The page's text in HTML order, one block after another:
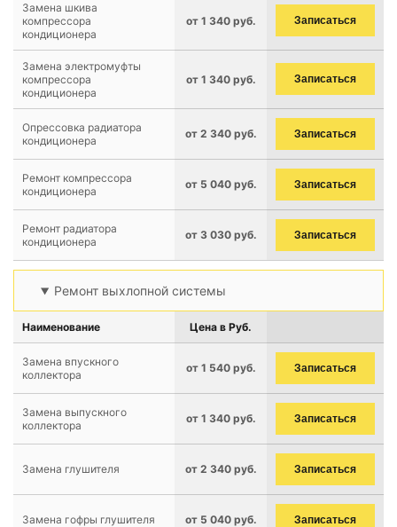
Замена шкива
компрессора
кондиционера
от 1 340 руб. Записаться
Замена электромуфты
компрессора
кондиционера
от 1 340 руб. Записаться
Опрессовка радиатора
кондиционера
от 2 340 руб. Записаться
Ремонт компрессора
кондиционера
от 5 040 руб. Записаться
Ремонт радиатора
кондиционера
от 3 030 руб. Записаться
Ремонт выхлопной системы
Наименование Цена в Руб.
Замена впускного
коллектора
от 1 540 руб. Записаться
Замена выпускного
коллектора
от 1 340 руб. Записаться
Замена глушителя от 2 340 руб. Записаться
Замена гофры глушителя от 5 040 руб. Записаться